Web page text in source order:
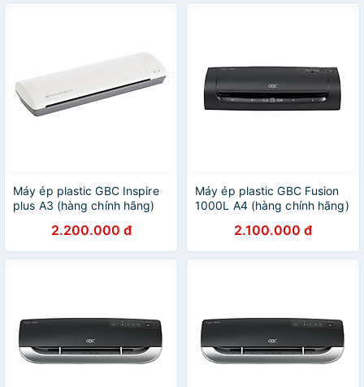
Máy ép plastic GBC Inspire
plus A3 (hàng chính hãng)
2.200.000 đ
Máy ép plastic GBC Fusion
1000L A4 (hàng chính hãng)
2.100.000 đ